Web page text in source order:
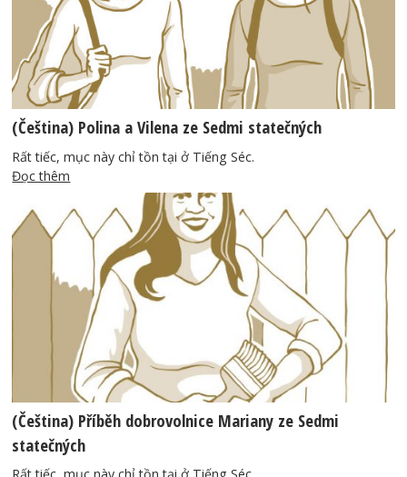
(Čeština) Polina a Vilena ze Sedmi statečných
Rất tiếc, mục này chỉ tồn tại ở Tiếng Séc.
Đọc thêm
(Čeština) Příběh dobrovolnice Mariany ze Sedmi
statečných